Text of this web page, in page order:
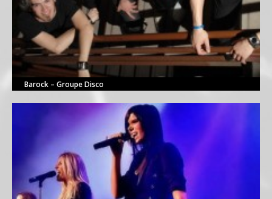
Barock – Groupe Disco